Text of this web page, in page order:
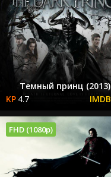
Темный принц (2013)
4.7
FHD (1080p)